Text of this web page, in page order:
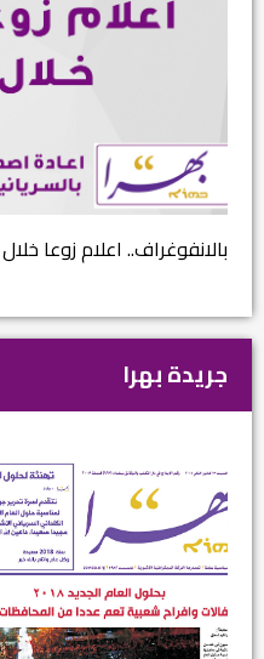
بالانفوغراف.. اعلام زوعا خلال عام
جريدة بهرا